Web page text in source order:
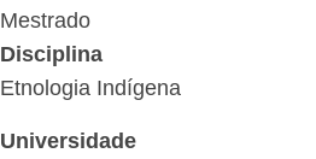
Mestrado
Disciplina
Etnologia Indígena
Universidade